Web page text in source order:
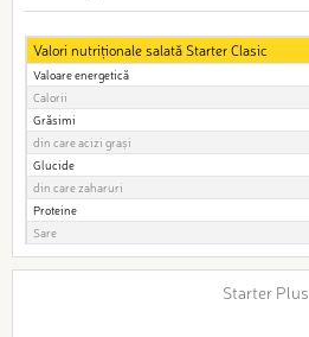
Valori nutriționale salată Starter Clasic
Valoare energetică
Calorii
Grăsimi
din care acizi grași
Glucide
din care zaharuri
Proteine
Sare
Starter Plus